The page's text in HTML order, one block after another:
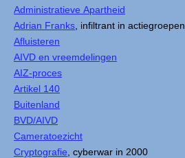
Administratieve Apartheid
Adrian Franks , infiltrant in actiegroepen
Afluisteren
AIVD en vreemdelingen
AIZ-proces
Artikel 140
Buitenland
BVD/AIVD
Cameratoezicht
Cryptografie , cyberwar in 2000